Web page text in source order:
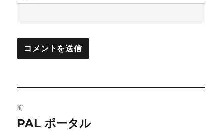
稿
前
前
PAL ポータル